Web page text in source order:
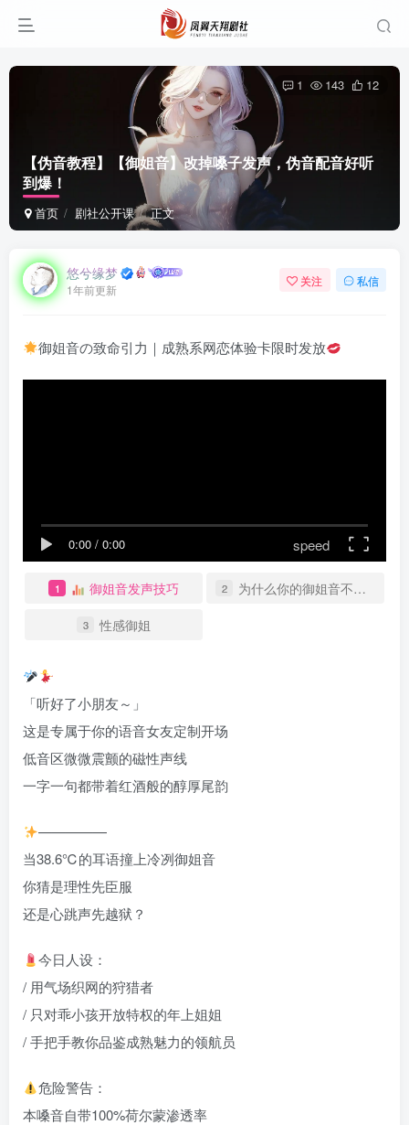
【伪音教程】【御姐音】改掉嗓子发声，伪音配音好听
到爆！
首页 剧社公开课 正文
1 143 12
悠兮缘梦
1年前更新
关注 私信
御姐音の致命引力｜成熟系网恋体验卡限时发放
0:00 / 0:00 speed
1 御姐音发声技巧 2 为什么你的御姐音不好听？
3 性感御姐
「听好了小朋友～」
这是专属于你的语音女友定制开场
低音区微微震颤的磁性声线
一字一句都带着红酒般的醇厚尾韵
—————
当38.6℃的耳语撞上冷冽御姐音
你猜是理性先臣服
还是心跳声先越狱？
今日人设：
/ 用气场织网的狩猎者
/ 只对乖小孩开放特权的年上姐姐
/ 手把手教你品鉴成熟魅力的领航员
危险警告：
本嗓音自带100%荷尔蒙渗透率